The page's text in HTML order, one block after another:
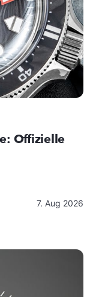
Offizielle
7. Aug 2026